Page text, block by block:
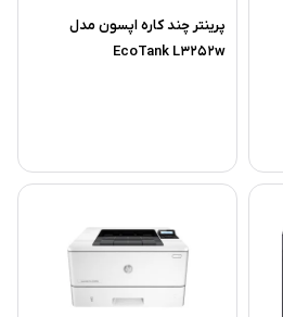
پرینتر چند کاره اپسون مدل
EcoTank L3252w